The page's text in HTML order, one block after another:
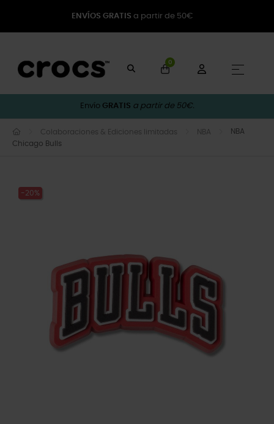
ENVÍOS GRATIS a partir de 50€
0
☰
Envío GRATIS a partir de 50€.
Colaboraciones & Ediciones limitadas NBA
NBA
Chicago Bulls
-20%